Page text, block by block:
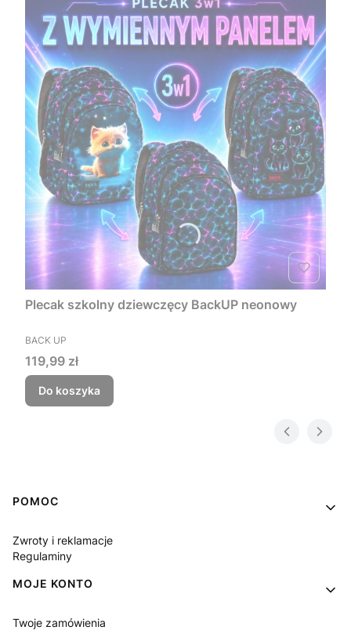
Plecak szkolny dziewczęcy BackUP neonowy
PRODUCENT
BACK UP
Cena
119,99 zł
Do koszyka
Linki w stopce
POMOC
Zwroty i reklamacje
Regulaminy
MOJE KONTO
Twoje zamówienia